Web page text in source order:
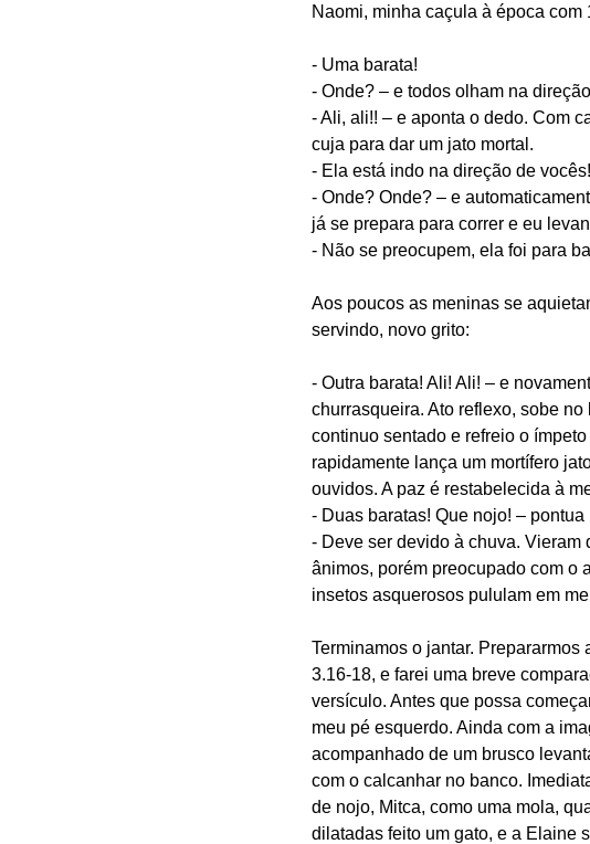
Naomi, minha caçula à época
- Uma barata!
- Onde? – e todos olham na
- Ali, ali!! – e aponta o dedo. Com
cuja para dar um jato mortal.
- Ela está indo na direção de
- Onde? Onde? – e
já se prepara para correr e eu
- Não se preocupem, ela foi para
Aos poucos as meninas se
servindo, novo grito:
- Outra barata! Ali! Ali! – e
churrasqueira. Ato reflexo, sobe
continuo sentado e refreio o
rapidamente lança um mortífero
ouvidos. A paz é restabelecida à
- Duas baratas! Que nojo! – pontua
- Deve ser devido à chuva. Vieram
ânimos, porém preocupado com o
insetos asquerosos pululam em
Terminamos o jantar.
3.16-18, e farei uma breve
versículo. Antes que possa
meu pé esquerdo. Ainda com a
acompanhado de um brusco
com o calcanhar no banco.
de nojo, Mitca, como uma mola,
dilatadas feito um gato, e a Elaine